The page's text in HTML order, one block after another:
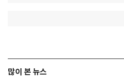
많이 본 뉴스